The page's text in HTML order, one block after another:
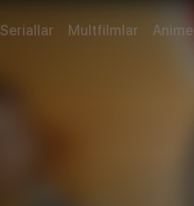
Seriallar Multfilmlar Anime